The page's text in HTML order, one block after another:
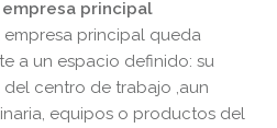
principal
principal queda
a un espacio definido: su
centro de trabajo ,aun
equipos o productos del